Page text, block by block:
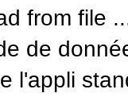
from file
de
l'appli